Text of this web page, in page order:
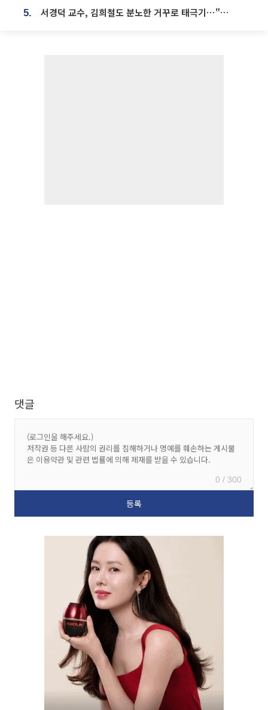
5. 서경덕 교수, 김희철도 분노한 거꾸로 태극기⋯"엉터리는 아냐, 아쉬울 뿐"
댓글
0 / 300